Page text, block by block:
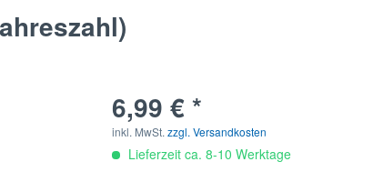
6,99 € *
inkl. MwSt.zzgl. Versandkosten
Lieferzeit ca. 8-10 Werktage